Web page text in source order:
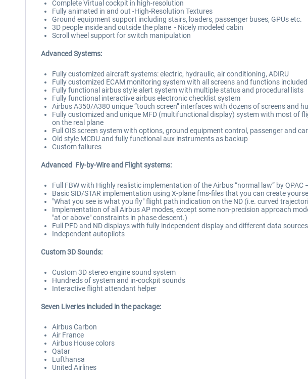
Complete Virtual cockpit in high-resolution
Fully animated in and out -High-Resolution Textures
Ground equipment support including stairs, loaders, passenger buses, GPUs etc.
3D people inside and outside the plane - Nicely modeled cabin
Scroll wheel support for switch manipulation
Advanced Systems:
Fully customized aircraft systems: electric, hydraulic, air conditioning, ADIRU
Fully customized ECAM monitoring system with all screens and functions included
Fully functional airbus style alert system with multiple status and procedural lists
Fully functional interactive airbus electronic checklist system
Airbus A350/A380 unique “touch screen” interfaces with dozens of screens and
Fully customized and unique MFD (multifunctional display) system with most of
on the real plane
Full OIS screen system with options, ground equipment control, passenger and
Old style MCDU and fully functional aux instruments as backup
Custom failures
Advanced Fly-by-Wire and Flight systems:
Full FBW with Highly realistic implementation of the Airbus “normal law” by
Basic SID/STAR implementation using X-plane fms-files that you can create
"What you see is what you fly" flight path indication on the ND (i.e. curved
Implementation of all Airbus AP modes, except some non-precision approach
"at or above" constraints in phase descent.)
Full PFD and ND displays with fully independent display and different data
Independent autopilots
Custom 3D Sounds:
Custom 3D stereo engine sound system
Hundreds of system and in-cockpit sounds
Interactive flight attendant helper
Seven Liveries included in the package:
Airbus Carbon
Air France
Airbus House colors
Qatar
Lufthansa
United Airlines